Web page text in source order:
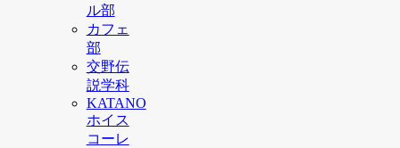
ル部
カフェ
部
交野伝
説学科
KATANO
ホイス
コーレ